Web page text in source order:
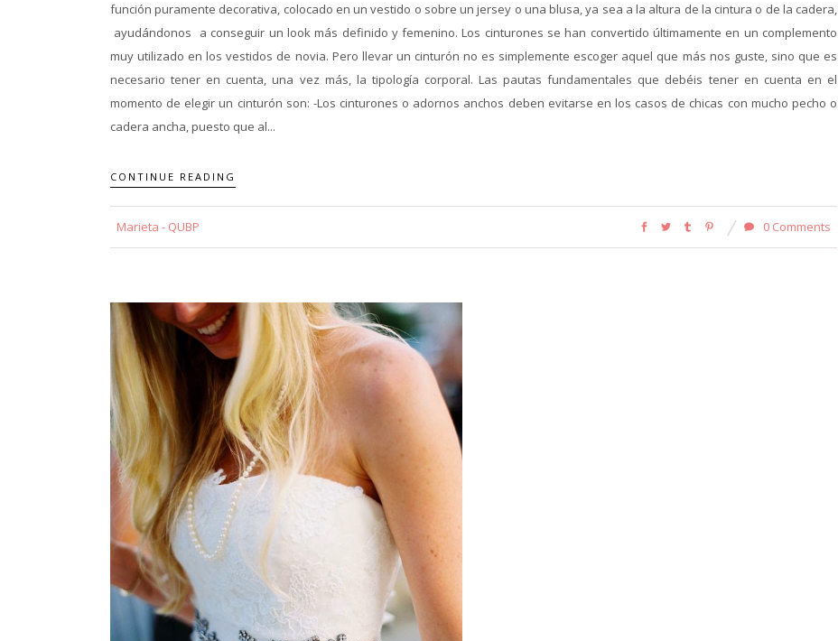
función puramente decorativa, colocado en un vestido o sobre un jersey o una blusa, ya sea a la altura de la cintura o de la cadera,
ayudándonos a conseguir un look más definido y femenino. Los cinturones se han convertido últimamente en un complemento
muy utilizado en los vestidos de novia. Pero llevar un cinturón no es simplemente escoger aquel que más nos guste, sino que es
necesario tener en cuenta, una vez más, la tipología corporal. Las pautas fundamentales que debéis tener en cuenta en el
momento de elegir un cinturón son: -Los cinturones o adornos anchos deben evitarse en los casos de chicas con mucho pecho o
cadera ancha, puesto que al...
CONTINUE READING
Marieta - QUBP 0 Comments